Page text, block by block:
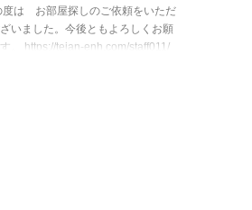
度は お部屋探しのご依頼をいただ
いました。今後ともよろしくお願
。 https://teian-enh.com/staff011/